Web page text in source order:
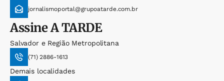
jornalismoportal@grupoatarde.com.br
AssineA TARDE
Salvador e Região Metropolitana
(71) 2886-1613
Demais localidades